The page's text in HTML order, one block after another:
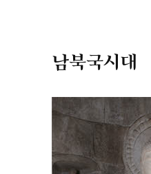
남북국시대